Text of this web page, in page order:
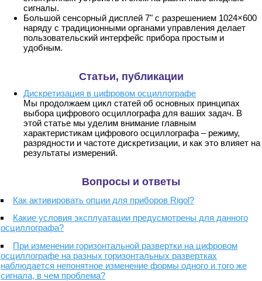
сигналы.
Большой сенсорный дисплей 7" с разрешением 1024×600
наряду с традиционными органами управления делает
пользовательский интерфейс прибора простым и
удобным.
Статьи, публикации
Дискретизация в цифровом осциллографе
Мы продолжаем цикл статей об основных принципах
выбора цифрового осциллографа для ваших задач. В
этой статье мы уделим внимание главным
характеристикам цифрового осциллографа – режиму,
разрядности и частоте дискретизации, и как это влияет на
результаты измерений.
Вопросы и ответы
Как активировать опции для приборов Rigol?
Какие условия эксплуатации предусмотрены для данного
осциллографа?
При изменении горизонтальной развертки на цифровом
осциллографе на разных горизонтальных развертках
наблюдается непонятное изменение формы одного и того же
сигнала, в чем проблема?